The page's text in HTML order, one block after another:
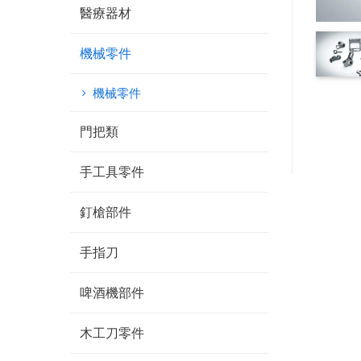
醫療器材
機械零件
機械零件
門把類
手工具零件
釘槍部件
手指刀
啤酒機部件
木工刀零件